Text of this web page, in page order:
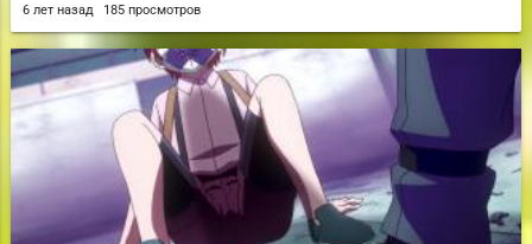
6 лет назад 185 просмотров